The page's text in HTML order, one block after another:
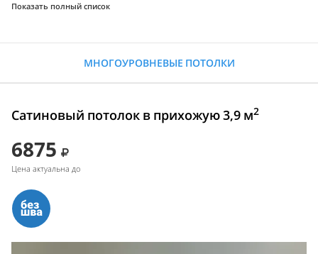
Показать полный список
МНОГОУРОВНЕВЫЕ ПОТОЛКИ
Сатиновый потолок в прихожую 3,9 м2
6875
Цена актуальна до